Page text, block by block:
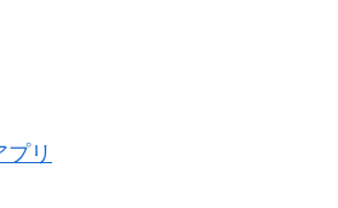
リ